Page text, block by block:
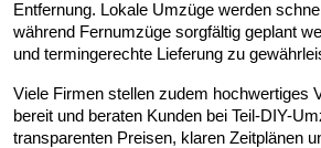
Entfernung. Lokale Umzüge werden
während Fernumzüge sorgfältig geplant
und termingerechte Lieferung zu
Viele Firmen stellen zudem hochwertiges
bereit und beraten Kunden bei Teil-DIY-
transparenten Preisen, klaren Zeitplänen